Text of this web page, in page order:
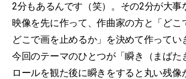
2分もあるんです（笑）。その2分が大事
映像を先に作って、作曲家の方と「どこ
どこで画を止めるか」を決めて作ってい
今回のテーマのひとつが「瞬き（まばた
ロールを観た後に瞬きをすると丸い残像